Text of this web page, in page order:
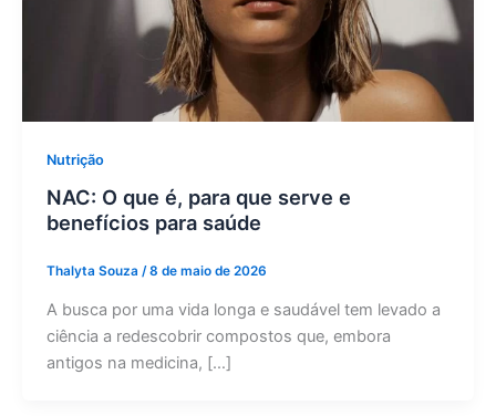
Nutrição
NAC: O que é, para que serve e
benefícios para saúde
Thalyta Souza /8 de maio de 2026
A busca por uma vida longa e saudável tem levado a
ciência a redescobrir compostos que, embora
antigos na medicina, […]